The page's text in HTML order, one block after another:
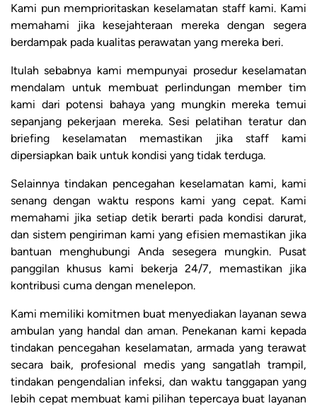
Kami pun memprioritaskan keselamatan staff kami. Kami
memahami jika kesejahteraan mereka dengan segera
berdampak pada kualitas perawatan yang mereka beri.
Itulah sebabnya kami mempunyai prosedur keselamatan
mendalam untuk membuat perlindungan member tim
kami dari potensi bahaya yang mungkin mereka temui
sepanjang pekerjaan mereka. Sesi pelatihan teratur dan
briefing keselamatan memastikan jika staff kami
dipersiapkan baik untuk kondisi yang tidak terduga.
Selainnya tindakan pencegahan keselamatan kami, kami
senang dengan waktu respons kami yang cepat. Kami
memahami jika setiap detik berarti pada kondisi darurat,
dan sistem pengiriman kami yang efisien memastikan jika
bantuan menghubungi Anda sesegera mungkin. Pusat
panggilan khusus kami bekerja 24/7, memastikan jika
kontribusi cuma dengan menelepon.
Kami memiliki komitmen buat menyediakan layanan sewa
ambulan yang handal dan aman. Penekanan kami kepada
tindakan pencegahan keselamatan, armada yang terawat
secara baik, profesional medis yang sangatlah trampil,
tindakan pengendalian infeksi, dan waktu tanggapan yang
lebih cepat membuat kami pilihan tepercaya buat layanan